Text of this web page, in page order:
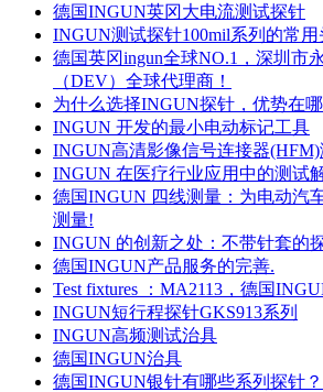
德国INGUN英冈大电流测试探针
INGUN测试探针100mil系列的常用
德国英冈ingun全球NO.1，深圳市
（DEV）全球代理商！
为什么选择INGUN探针，优势在哪
INGUN 开发的最小电动标记工具
INGUN高清影像信号连接器
INGUN 在医疗行业应用中的测试
德国INGUN 四线测量：为电动汽
测量!
INGUN 的创新之处：不带针套的探
德国INGUN产品服务的完善.
Test fixtures ：MA2113，德国
INGUN短行程探针GKS913系列
INGUN高频测试治具
德国INGUN治具
德国INGUN银针有哪些系列探针？